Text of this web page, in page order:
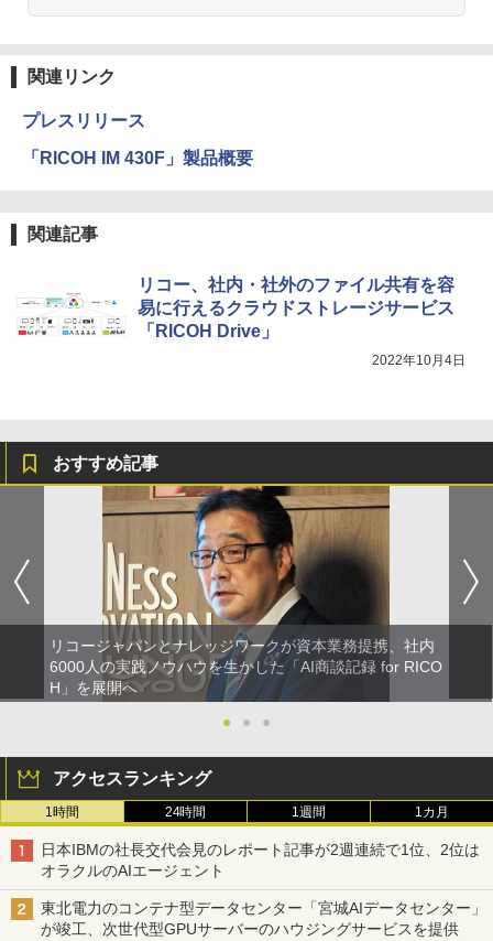
関連リンク
プレスリリース
「RICOH IM 430F」製品概要
関連記事
リコー、社内・社外のファイル共有を容
易に行えるクラウドストレージサービス
「RICOH Drive」
2022年10月4日
おすすめ記事
リコージャパンとナレッジワークが資本業務提携、社内
6000人の実践ノウハウを生かした「AI商談記録 for RICO
H」を展開へ
●
● ●
アクセスランキング
1時間 24時間 1週間 1カ月
日本IBMの社長交代会見のレポート記事が2週連続で1位、2位は
オラクルのAIエージェント
東北電力のコンテナ型データセンター「宮城AIデータセンター」
が竣工、次世代型GPUサーバーのハウジングサービスを提供